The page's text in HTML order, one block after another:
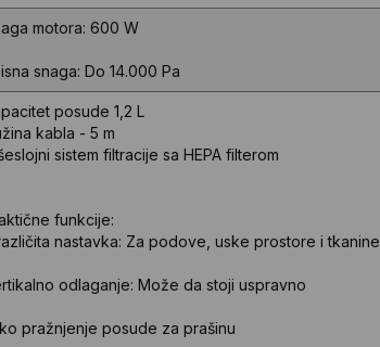
motora: 600 W
snaga: Do 14.000 Pa
posude 1,2 L
kabla - 5 m
sistem filtracije sa HEPA filterom
funkcije:
nastavka: Za podove, uske prostore i tkanine
odlaganje: Može da stoji uspravno
pražnjenje posude za prašinu